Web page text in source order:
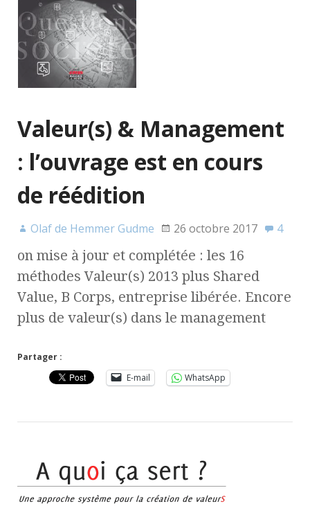
Valeur(s) & Management
: l’ouvrage est en cours
de réédition
Olaf de Hemmer Gudme 26 octobre 2017 4
on mise à jour et complétée : les 16
méthodes Valeur(s) 2013 plus Shared
Value, B Corps, entreprise libérée. Encore
plus de valeur(s) dans le management
Partager :
E-mail
WhatsApp